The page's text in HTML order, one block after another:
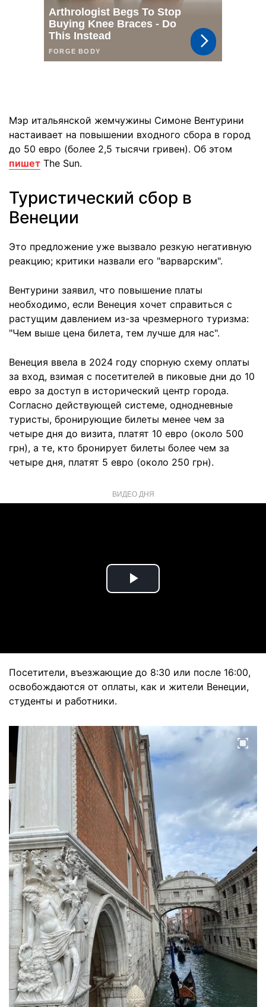
Мэр итальянской жемчужины Симоне Вентурини
настаивает на повышении входного сбора в город
до 50 евро (более 2,5 тысячи гривен). Об этом
пишет The Sun.
Туристический сбор в
Венеции
Это предложение уже вызвало резкую негативную
реакцию; критики назвали его "варварским".
Вентурини заявил, что повышение платы
необходимо, если Венеция хочет справиться с
растущим давлением из-за чрезмерного туризма:
"Чем выше цена билета, тем лучше для нас".
Венеция ввела в 2024 году спорную схему оплаты
за вход, взимая с посетителей в пиковые дни до 10
евро за доступ в исторический центр города.
Согласно действующей системе, однодневные
туристы, бронирующие билеты менее чем за
четыре дня до визита, платят 10 евро (около 500
грн), а те, кто бронирует билеты более чем за
четыре дня, платят 5 евро (около 250 грн).
ВИДЕО ДНЯ
Play
Посетители, въезжающие до 8:30 или после 16:00,
освобождаются от оплаты, как и жители Венеции,
студенты и работники.